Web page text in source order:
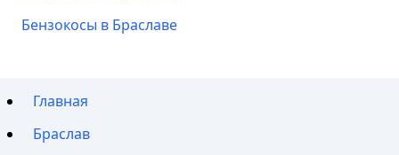
Бензокосы в Браславе
Главная
Браслав